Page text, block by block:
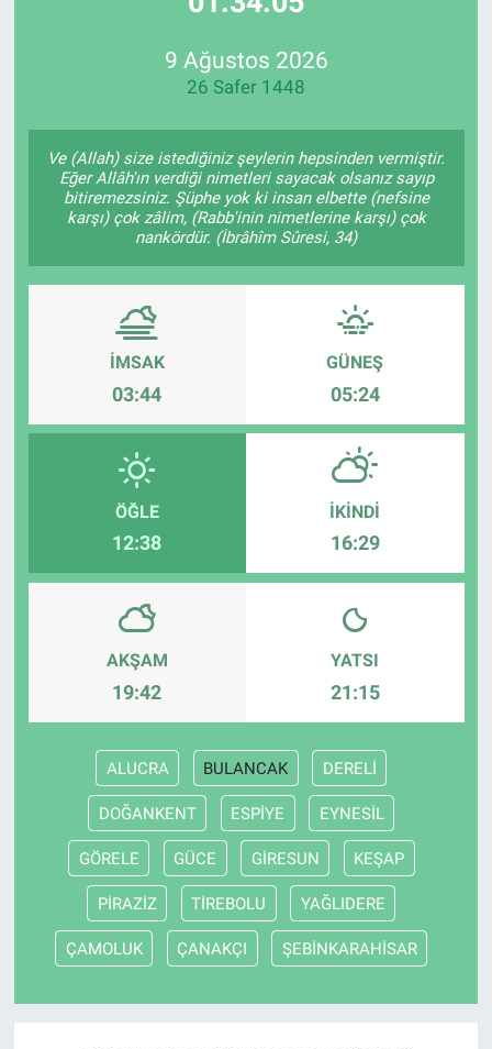
9 Ağustos 2026
26 Safer 1448
Ve (Allah) size istediğiniz şeylerin hepsinden vermiştir.
Eğer Allâh'ın verdiği nimetleri sayacak olsanız sayıp
bitiremezsiniz. Şüphe yok ki insan elbette (nefsine
karşı) çok zâlim, (Rabb'inin nimetlerine karşı) çok
nankördür. (İbrâhîm Sûresi, 34)
İMSAK
03:44
GÜNEŞ
05:24
ÖĞLE
12:38
İKINDI
16:29
AKŞAM
19:42
YATSI
21:15
ALUCRA BULANCAK DERELİ
DOĞANKENT ESPİYE EYNESİL
GÖRELE GÜCE GİRESUN KEŞAP
PİRAZİZ TİREBOLU YAĞLIDERE
ÇAMOLUK ÇANAKÇI ŞEBİNKARAHİSAR
Özel Haberler
Kadın
Erişim Bilgileri
Ramazan